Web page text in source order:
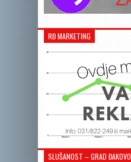
RĐ MARKETING
SLUŠANOST – GRAD ĐAKOVO